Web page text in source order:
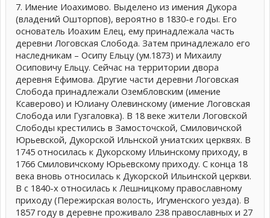
7. Имение Иоахимово. Выделено из имения Дукора
(владений Ошторпов), вероятно в 1830-е годы. Его
основатель Иоахим Елец, ему принадлежала часть
деревни Логовская Слобода. Затем принадлежало его
наследникам – Осипу Ельцу (ум.1873) и Михаилу
Осиповичу Ельцу. Сейчас на территории двора
деревня Ефимова. Другие части деревни Логовская
Слобода принадлежали Озембловским (имение
Ксаверово) и Юлиану Олевинскому (имение Логовская
Слобода или Гузгаловка). В 18 веке жители Логовской
Слободы крестились в Замосточской, Смиловичской
Юрьевской, Дукорской Ильнской униатских церквях. В
1745 относилась к Дукорскому Ильинскому приходу, в
1766 Смиловичскому Юрьевскому приходу. С конца 18
века вновь относилась к Дукорской Ильинской церкви.
В с 1840-х относилась к Лешницкому православному
приходу (Пережирская волость, Игуменского уезда). В
1857 году в деревне проживало 238 православных и 27